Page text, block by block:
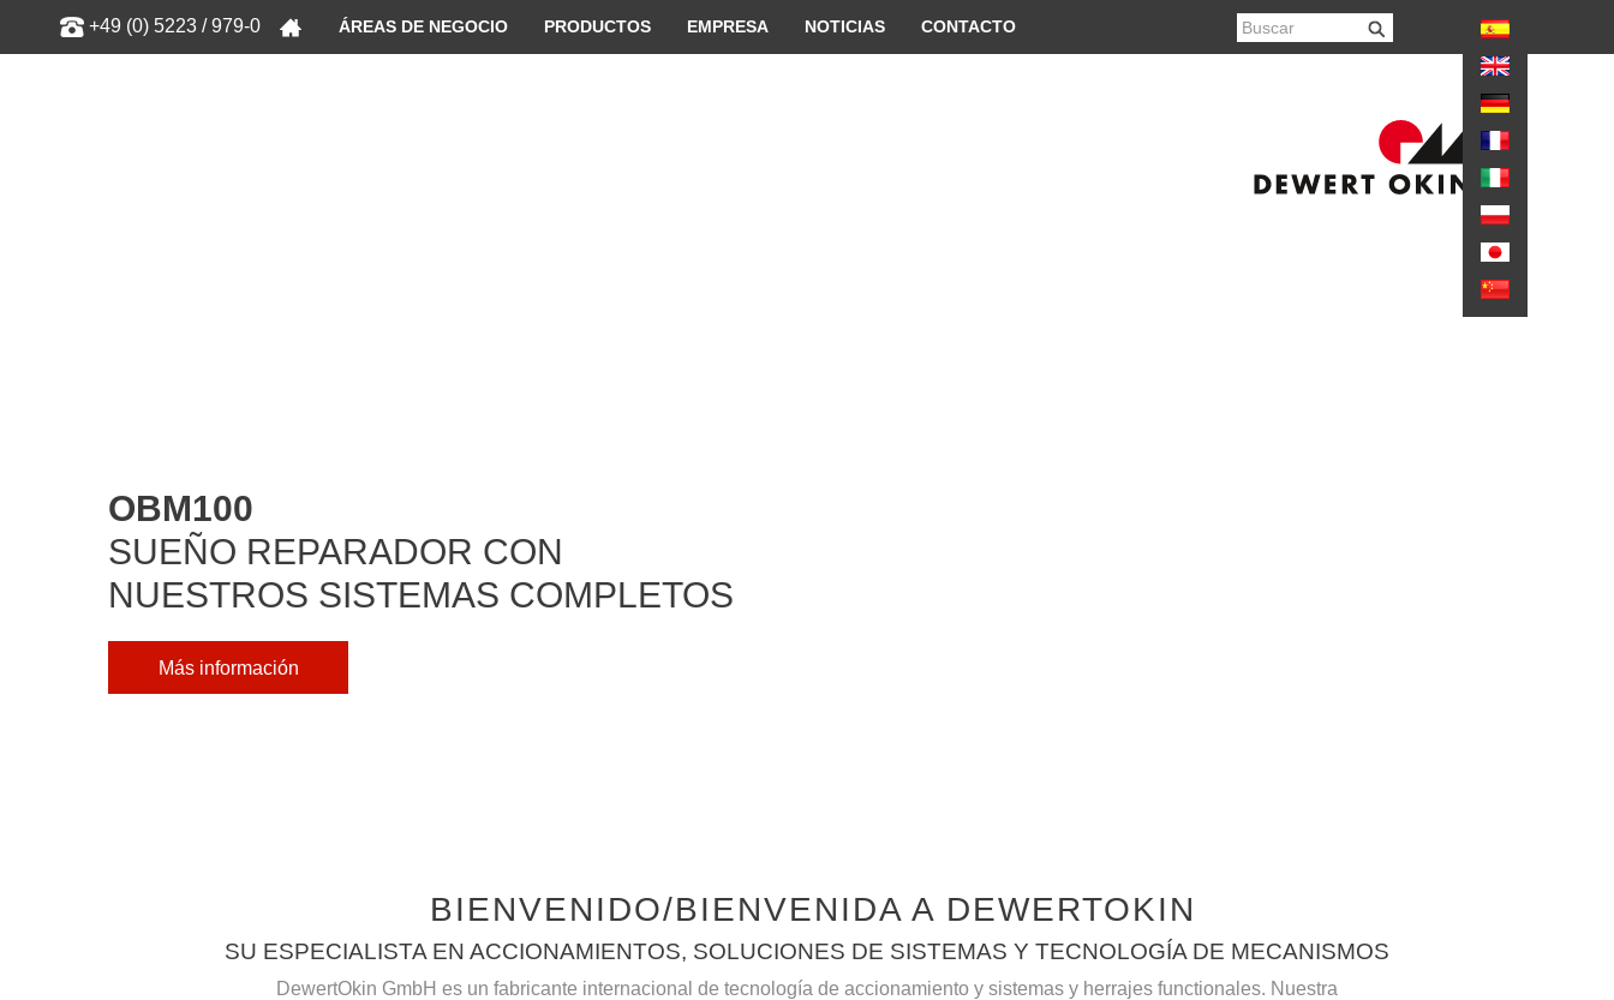
+49 (0) 5223 / 979-0 ÁREAS DE NEGOCIO PRODUCTOS EMPRESA NOTICIAS CONTACTO
OBM100
SUEÑO REPARADOR CON
NUESTROS SISTEMAS COMPLETOS
Más información
BIENVENIDO/BIENVENIDA A DEWERTOKIN
SU ESPECIALISTA EN ACCIONAMIENTOS, SOLUCIONES DE SISTEMAS Y TECNOLOGÍA DE MECANISMOS
DewertOkin GmbH es un fabricante internacional de tecnología de accionamiento y sistemas y herrajes functionales. Nuestra